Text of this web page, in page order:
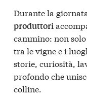
Durante la
produttori
cammino: non
tra le vigne e i
storie, curiosità,
profondo che
colline.